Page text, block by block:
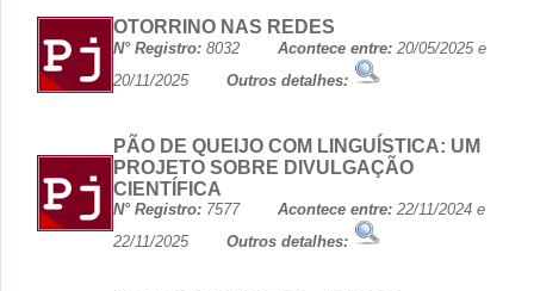
OTORRINO NAS REDES
N° Registro: 8032 Acontece entre: 20/05/2025 e
20/11/2025 Outros detalhes:
PÃO DE QUEIJO COM LINGUÍSTICA: UM
PROJETO SOBRE DIVULGAÇÃO
CIENTÍFICA
N° Registro: 7577 Acontece entre: 22/11/2024 e
22/11/2025 Outros detalhes: